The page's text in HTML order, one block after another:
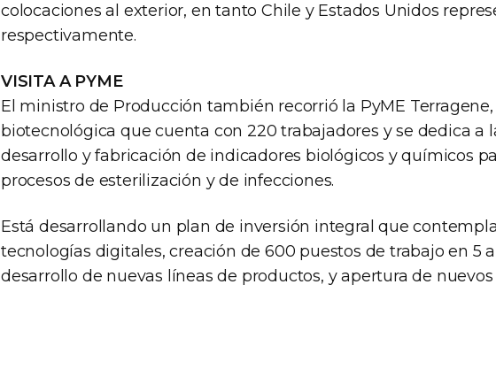
colocaciones al exterior, en tanto Chile y Estados Unidos
respectivamente.
VISITA A PYME
El ministro de Producción también recorrió la PyME
biotecnológica que cuenta con 220 trabajadores y se dedica a
desarrollo y fabricación de indicadores biológicos y químicos
procesos de esterilización y de infecciones.
Está desarrollando un plan de inversión integral que
tecnologías digitales, creación de 600 puestos de trabajo en 5
desarrollo de nuevas líneas de productos, y apertura de